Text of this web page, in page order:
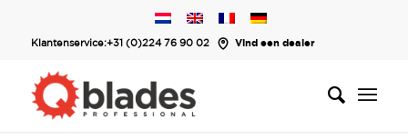
Klantenservice:+31 (0)224 76 90 02 Vind een dealer